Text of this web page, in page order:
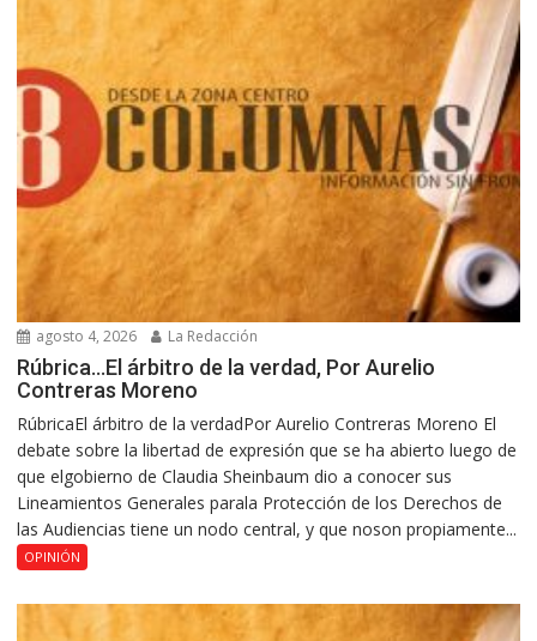
agosto 4, 2026 La Redacción
Rúbrica…El árbitro de la verdad, Por Aurelio
Contreras Moreno
RúbricaEl árbitro de la verdadPor Aurelio Contreras Moreno El
debate sobre la libertad de expresión que se ha abierto luego de
que elgobierno de Claudia Sheinbaum dio a conocer sus
Lineamientos Generales parala Protección de los Derechos de
las Audiencias tiene un nodo central, y que noson propiamente...
OPINIÓN